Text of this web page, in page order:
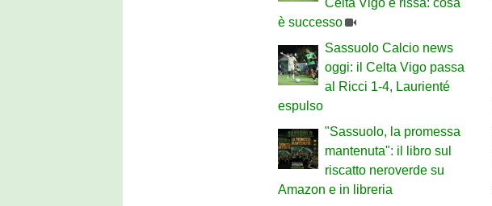
Celta Vigo e rissa: cosa
è successo
Sassuolo Calcio news
oggi: il Celta Vigo passa
al Ricci 1-4, Laurienté
espulso
"Sassuolo, la promessa
mantenuta": il libro sul
riscatto neroverde su
Amazon e in libreria